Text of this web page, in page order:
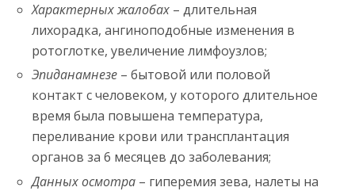
Характерных жалобах – длительная
лихорадка, ангиноподобные изменения в
ротоглотке, увеличение лимфоузлов;
Эпиданамнезе – бытовой или половой
контакт с человеком, у которого длительное
время была повышена температура,
переливание крови или трансплантация
органов за 6 месяцев до заболевания;
Данных осмотра – гиперемия зева, налеты на